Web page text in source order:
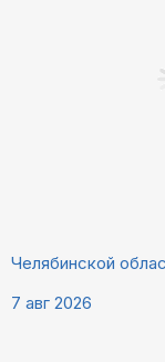
Челябинской
7 авг 2026